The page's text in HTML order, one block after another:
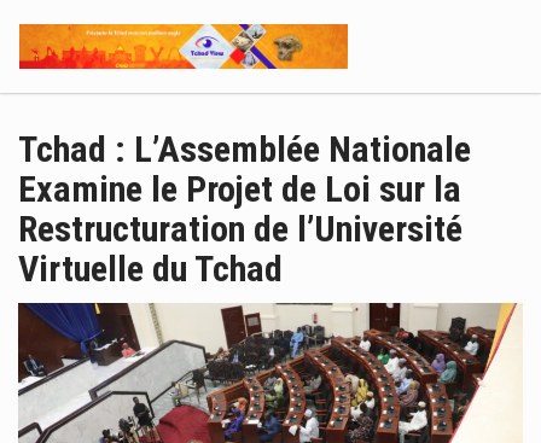
Tchad : L’Assemblée Nationale
Examine le Projet de Loi sur la
Restructuration de l’Université
Virtuelle du Tchad